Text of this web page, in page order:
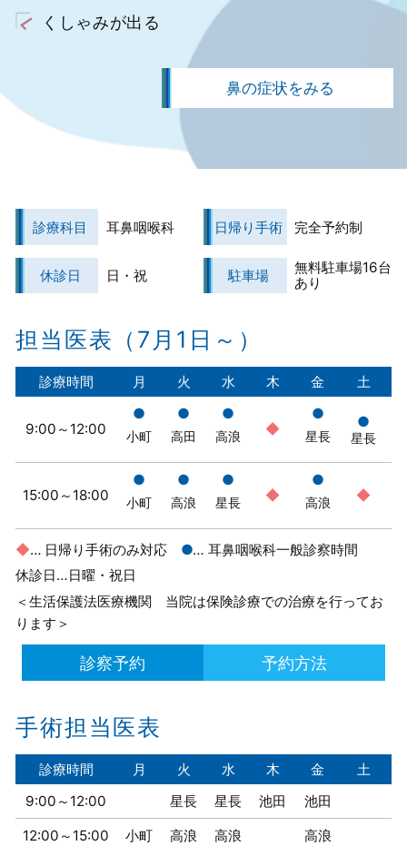
くしゃみが出る
鼻の症状をみる
診療科目 耳鼻咽喉科 日帰り手術 完全予約制
休診日 日・祝 駐車場
無料駐車場16台
あり
担当医表（7月1日～）
◆… 日帰り手術のみ対応 ●… 耳鼻咽喉科一般診察時間
休診日…日曜・祝日
＜生活保護法医療機関 当院は保険診療での治療を行ってお
ります＞
診療時間 月 火 水 木 金 土
9:00～12:00
●
小町
●
高田
●
高浪 ◆
●
星長
●
星長
15:00～18:00
●
小町
●
高浪
●
星長 ◆
●
高浪 ◆
診察予約 予約方法
手術担当医表
診療時間 月 火 水 木 金
土
9:00～12:00
星長 星長 池田
池田
12:00～15:00
小町 高浪 高浪 高浪